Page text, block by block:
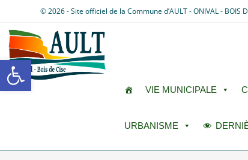
Ouvrir la barre d’outils
© 2026 - Site officiel de la Commune d’AULT - ONIVAL - BOIS
VIE MUNICIPALE
URBANISME